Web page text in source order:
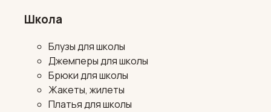
Школа
Блузы для школы
Джемперы для школы
Брюки для школы
Жакеты, жилеты
Платья для школы